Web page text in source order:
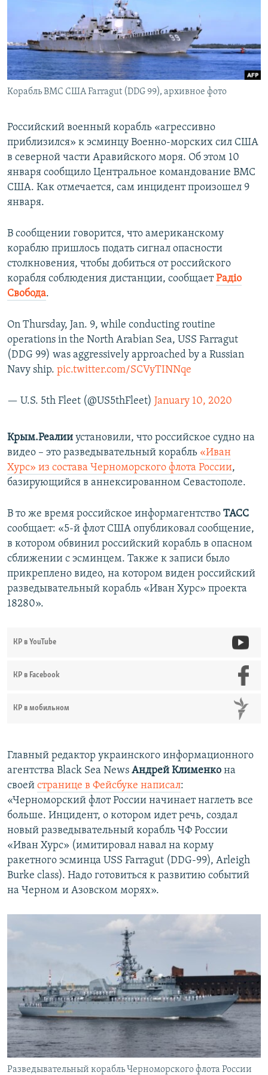
ПОБЕДИТЕЛЕЙ НЕ СУДЯТ?
КРЫМ.НЕПОКОРЕННЫЙ
ELIFBE
УКРАИНСКАЯ ПРОБЛЕМА КРЫМА
Все сайты RFE/RL
Корабль ВМС США Farragut (DDG 99), архивное фото
Российский военный корабль «агрессивно
приблизился» к эсминцу Военно-морских сил США
в северной части Аравийского моря. Об этом 10
января сообщило Центральное командование ВМС
США. Как отмечается, сам инцидент произошел 9
января.
В сообщении говорится, что американскому
кораблю пришлось подать сигнал опасности
столкновения, чтобы добиться от российского
корабля соблюдения дистанции, сообщаетРадіо
Свобода.
On Thursday, Jan. 9, while conducting routine
operations in the North Arabian Sea, USS Farragut
(DDG 99) was aggressively approached by a Russian
Navy ship. pic.twitter.com/SCVyTINNqe
— U.S. 5th Fleet (@US5thFleet) January 10, 2020
Крым.Реалии установили, что российское судно на
видео – это разведывательный корабль «Иван
Хурс» из состава Черноморского флота России,
базирующийся в аннексированном Севастополе.
В то же время российское информагентство ТАСС
сообщает: «5-й флот США опубликовал сообщение,
в котором обвинил российский корабль в опасном
сближении с эсминцем. Также к записи было
прикреплено видео, на котором виден российский
разведывательный корабль «Иван Хурс» проекта
18280».
КР в YouTube
КР в Facebook
КР в мобильном
Главный редактор украинского информационного
агентства Black Sea News Андрей Клименко на
своей странице в Фейсбуке написал:
«Черноморский флот России начинает наглеть все
больше. Инцидент, о котором идет речь, создал
новый разведывательный корабль ЧФ России
«Иван Хурс» (имитировал навал на корму
ракетного эсминца USS Farragut (DDG-99), Arleigh
Burke class). Надо готовиться к развитию событий
на Черном и Азовском морях».
Разведывательный корабль Черноморского флота России